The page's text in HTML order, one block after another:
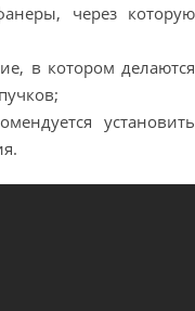
через которую
в котором делаются
установить